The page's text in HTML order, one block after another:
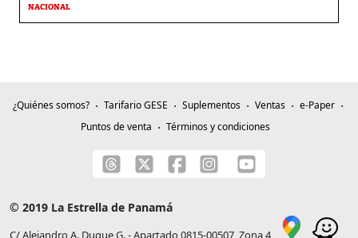
NACIONAL
¿Quiénes somos? Tarifario GESE Suplementos Ventas
e-Paper
Puntos de venta
Términos y condiciones
© 2019 La Estrella de Panamá
C/ Alejandro A. Duque G. - Apartado 0815-00507, Zona 4